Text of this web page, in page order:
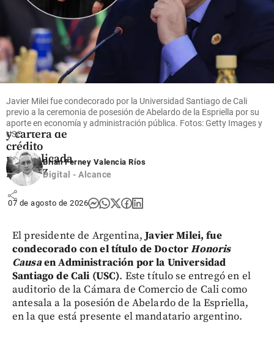
Tecnología
Nequi revela
su estrategia
con IA: 80%
de atención
automatizada
y cartera de
crédito
multiplicada
por diez
share
Javier Milei fue condecorado por la Universidad Santiago de Cali
previo a la ceremonia de posesión de Abelardo de la Espriella por su
aporte en economía y administración pública. Fotos: Getty Images y
USC
Brian Ferney Valencia Ríos
Digital - Alcance
07 de agosto de 2026
El presidente de Argentina,Javier Milei, fue
condecorado con el título de DoctorHonoris
Causaen Administración por la Universidad
Santiago de Cali (USC). Este título se entregó en el
auditorio de la Cámara de Comercio de Cali como
antesala a la posesión de Abelardo de la Espriella,
en la que está presente el mandatario argentino.